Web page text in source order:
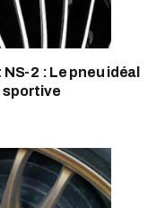
2 : Le pneu idéal
sportive